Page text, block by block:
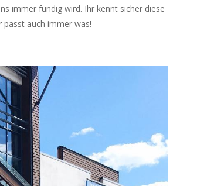
immer fündig wird. Ihr kennt sicher diese
auch immer was!